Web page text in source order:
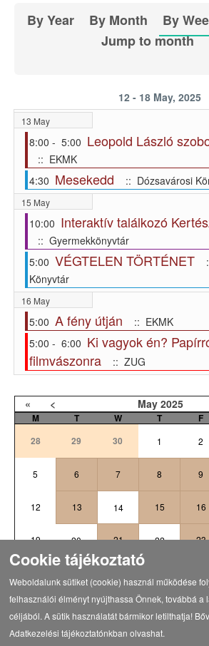
By Year By Month By
Jump to month
12 - 18 May, 2025
13 May
8:00 - 5:00 Leopold László
:: EKMK
4:30 Mesekedd :: Dózsavárosi
15 May
10:00 Interaktív találkozó
:: Gyermekkönyvtár
5:00 VÉGTELEN TÖRTÉNET
Könyvtár
16 May
5:00 A fény útján
:: EKMK
5:00 - 6:00 Ki vagyok én?
filmvászonra
:: ZUG
« < May 2025
M T W T F
28
29 30 1 2
5 6 7 8 9
12 13 14 15 16
19 20 21 22 23
27
Cookie tájékoztató
Weboldalunk sütiket (cookie) használ működése
felhasználói élményt nyújthassa Önnek, továbbá a
céljából. A sütik használatát bármikor letilthatja!
Adatkezelési tájékoztatónkban olvashat.